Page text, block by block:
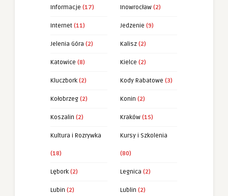
Informacje (17) Inowrocław (2)
Internet (11) Jedzenie (9)
Jelenia Góra (2) Kalisz (2)
Katowice (8) Kielce (2)
Kluczbork (2) Kody Rabatowe (3)
Kołobrzeg (2) Konin (2)
Koszalin (2) Kraków (15)
Kultura i Rozrywka
(18)
Kursy i Szkolenia
(80)
Lębork (2) Legnica (2)
Lubin (2) Lublin (2)